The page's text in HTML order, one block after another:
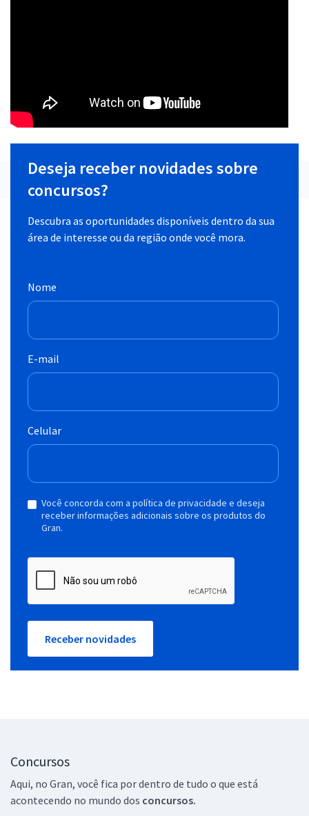
Deseja receber novidades sobre
concursos?
Descubra as oportunidades disponíveis dentro da sua
área de interesse ou da região onde você mora.
Nome
E-mail
Celular
Você concorda com a política de privacidade e deseja
receber informações adicionais sobre os produtos do
Gran.
Receber novidades
Concursos
Aqui, no Gran, você fica por dentro de tudo o que está
acontecendo no mundo dos concursos.